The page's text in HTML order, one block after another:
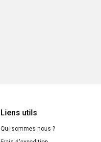
Liens utils
Qui sommes nous ?